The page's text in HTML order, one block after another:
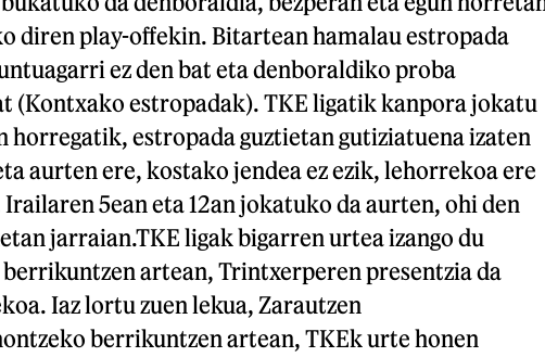
diren play-offekin. Bitartean hamalau estropada
ez den bat eta denboraldiko proba
(Kontxako estropadak). TKE ligatik kanpora jokatu
horregatik, estropada guztietan gutiziatuena izaten
aurten ere, kostako jendea ez ezik, lehorrekoa ere
5ean eta 12an jokatuko da aurten, ohi den
jarraian.TKE ligak bigarren urtea izango du
artean, Trintxerperen presentzia da
Iaz lortu zuen lekua, Zarautzen
berrikuntzen artean, TKEk urte honen